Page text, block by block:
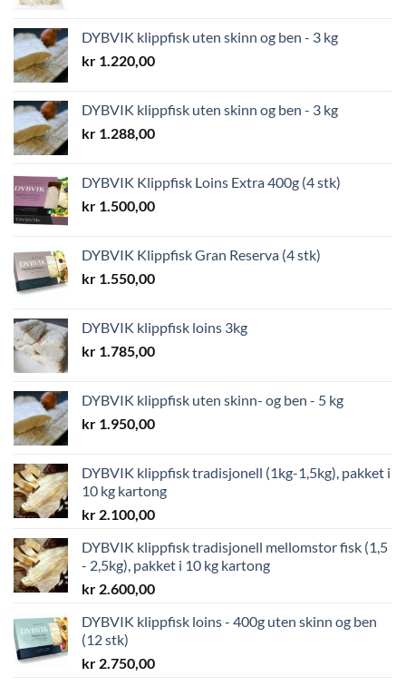
DYBVIK klippfisk uten skinn og ben - 3 kg
kr 1.220,00
DYBVIK klippfisk uten skinn og ben - 3 kg
kr 1.288,00
DYBVIK Klippfisk Loins Extra 400g (4 stk)
kr 1.500,00
DYBVIK Klippfisk Gran Reserva (4 stk)
kr 1.550,00
DYBVIK klippfisk loins 3kg
kr 1.785,00
DYBVIK klippfisk uten skinn- og ben - 5 kg
kr 1.950,00
DYBVIK klippfisk tradisjonell (1kg-1,5kg), pakket i
10 kg kartong
kr 2.100,00
DYBVIK klippfisk tradisjonell mellomstor fisk (1,5
- 2,5kg), pakket i 10 kg kartong
kr 2.600,00
DYBVIK klippfisk loins - 400g uten skinn og ben
(12 stk)
kr 2.750,00